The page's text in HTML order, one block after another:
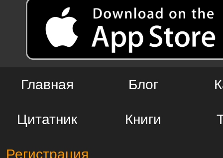
Главная Блог
Цитатник Книги
Регистрация